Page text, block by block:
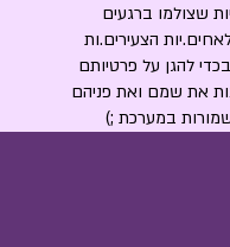
שצולמו ברגעים
הצעירים.ות
להגן על פרטיותם
את שמם ואת פניהם